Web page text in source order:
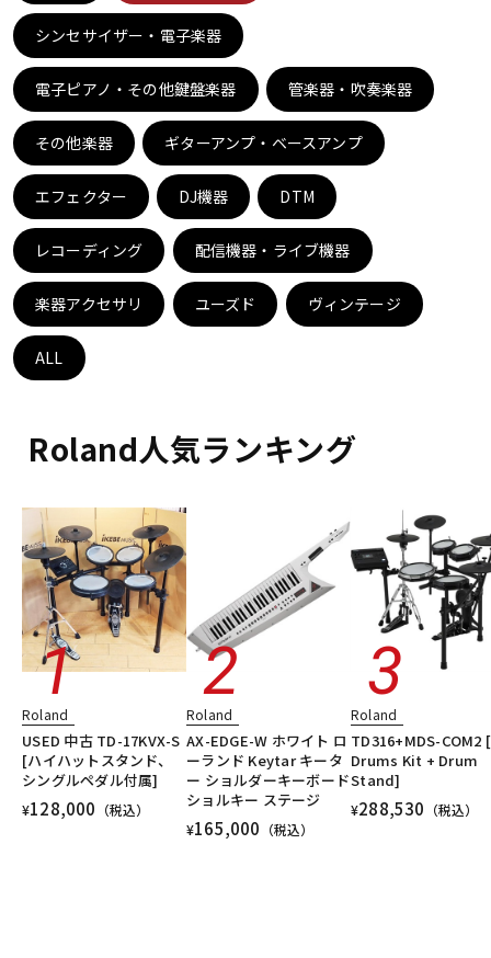
キーボード
管楽器 その他楽器
アンプ エフェクター
DJ機器 DTM
配信/ライブ機器 楽器アクセサリ
中古 ヴィンテージ
シンセサイザー・電子楽器
電子ピアノ・その他鍵盤楽器 管楽器・吹奏楽器
その他楽器 ギターアンプ・ベースアンプ
エフェクター DJ機器 DTM
レコーディング 配信機器・ライブ機器
楽器アクセサリ ユーズド ヴィンテージ
ALL
Roland人気ランキング
Roland
USED 中古 TD-17KVX-S
[ハイハットスタンド、
シングルペダル付属]
¥128,000 （税込）
Roland
AX-EDGE-W ホワイト ロ
ーランド Keytar キータ
ー ショルダーキーボード
ショルキー ステージ
¥165,000 （税込）
Roland
TD316+MDS-COM2
Drums Kit + Drum
Stand]
¥288,530 （税込）